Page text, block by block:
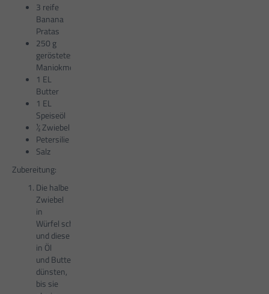
3 reife
Banana
Pratas
250 g
geröstetes
Maniokmehl
1 EL
Butter
1 EL
Speiseöl
½ Zwiebel
Petersilie
Salz
Zubereitung:
Die halbe
Zwiebel
in
Würfel schneiden
und diese
in Öl
und Butter
dünsten,
bis sie